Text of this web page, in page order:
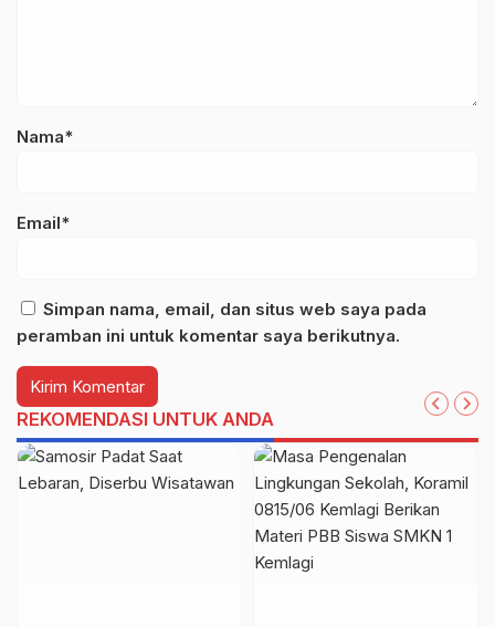
Nama*
Email*
Simpan nama, email, dan situs web saya pada
peramban ini untuk komentar saya berikutnya.
REKOMENDASI UNTUK ANDA